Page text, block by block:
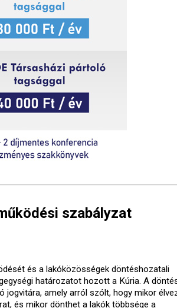
szabályzat
és a lakóközösségek döntéshozatali
határozatot hozott a Kúria. A
jogvitára, amely arról szólt, hogy mikor
és mikor dönthet a lakók többsége a